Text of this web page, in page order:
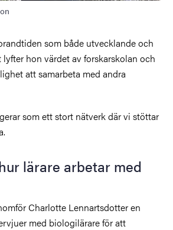
som både utvecklande och
hon värdet av forskarskolan och
att samarbeta med andra
som ett stort nätverk där vi stöttar
lärare arbetar med
Charlotte Lennartsdotter en
med biologilärare för att